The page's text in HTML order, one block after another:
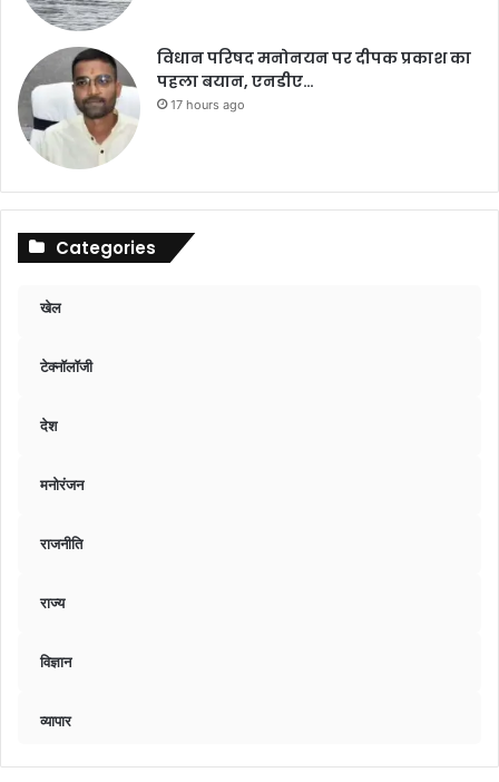
विधान परिषद मनोनयन पर दीपक प्रकाश का
पहला बयान, एनडीए…
17 hours ago
Categories
खेल
टेक्नॉलॉजी
देश
मनोरंजन
राजनीति
राज्य
विज्ञान
व्यापार